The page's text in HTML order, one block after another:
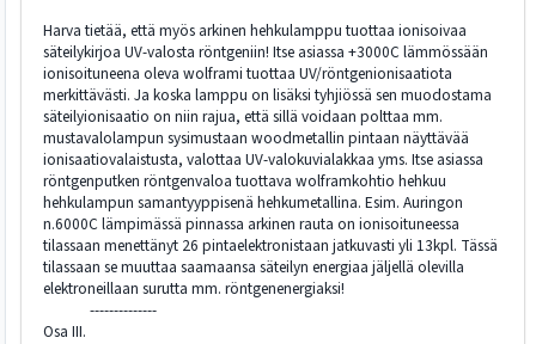
Harva tietää, että myös arkinen hehkulamppu tuottaa ionisoivaa
säteilykirjoa UV-valosta röntgeniin! Itse asiassa +3000C lämmössään
ionisoituneena oleva wolframi tuottaa UV/röntgenionisaatiota
merkittävästi. Ja koska lamppu on lisäksi tyhjiössä sen muodostama
säteilyionisaatio on niin rajua, että sillä voidaan polttaa mm.
mustavalolampun sysimustaan woodmetallin pintaan näyttävää
ionisaatiovalaistusta, valottaa UV-valokuvialakkaa yms. Itse asiassa
röntgenputken röntgenvaloa tuottava wolframkohtio hehkuu
hehkulampun samantyyppisenä hehkumetallina. Esim. Auringon
n.6000C lämpimässä pinnassa arkinen rauta on ionisoituneessa
tilassaan menettänyt 26 pintaelektronistaan jatkuvasti yli 13kpl. Tässä
tilassaan se muuttaa saamaansa säteilyn energiaa jäljellä olevilla
elektroneillaan surutta mm. röntgenenergiaksi!
--------------
Osa III.